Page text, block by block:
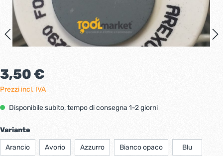
3,50 €
Prezzi incl. IVA
Disponibile subito, tempo di consegna 1-2 giorni
Variante
Arancio Avorio Azzurro Bianco opaco Blu